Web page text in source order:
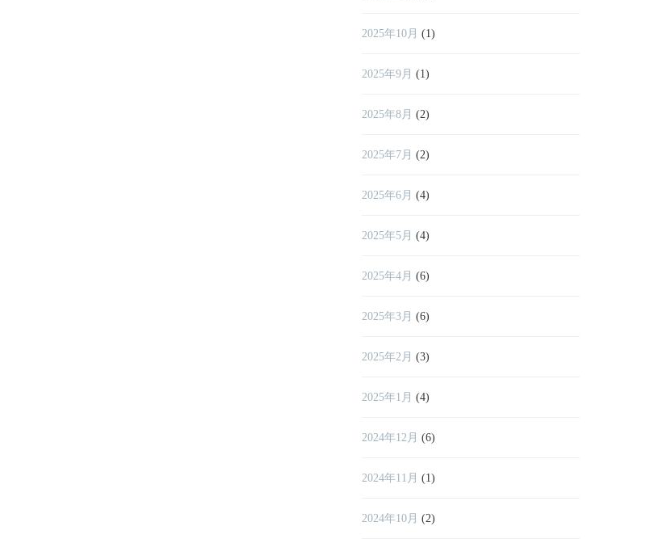
2025年10月 (1)
2025年9月 (1)
2025年8月 (2)
2025年7月 (2)
2025年6月 (4)
2025年5月 (4)
2025年4月 (6)
2025年3月 (6)
2025年2月 (3)
2025年1月 (4)
2024年12月 (6)
2024年11月 (1)
2024年10月 (2)